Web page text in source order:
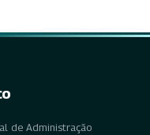
de Administração